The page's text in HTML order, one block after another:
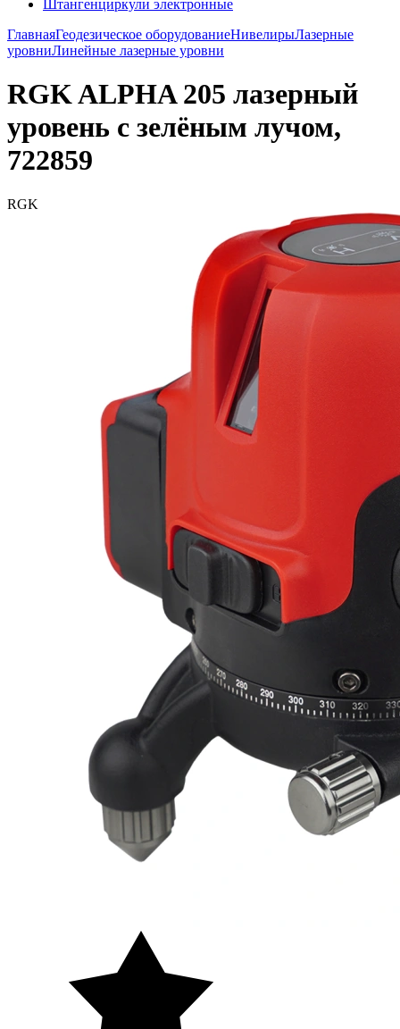
Штангенциркули электронные
ГлавнаяГеодезическое оборудованиеНивелирыЛазерные
уровниЛинейные лазерные уровни
RGK ALPHA 205 лазерный
уровень с зелёным лучом,
722859
RGK